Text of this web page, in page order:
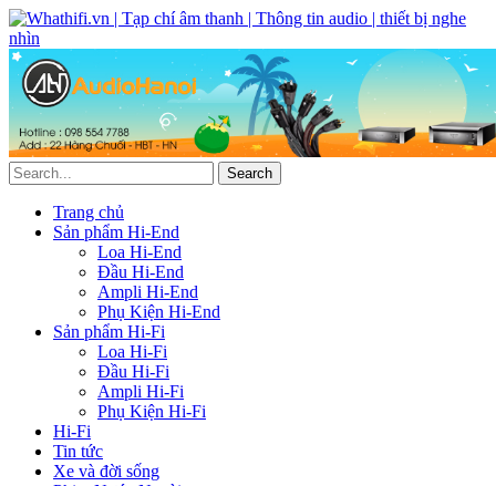
Trang chủ
Sản phẩm Hi-End
Loa Hi-End
Đầu Hi-End
Ampli Hi-End
Phụ Kiện Hi-End
Sản phẩm Hi-Fi
Loa Hi-Fi
Đầu Hi-Fi
Ampli Hi-Fi
Phụ Kiện Hi-Fi
Hi-Fi
Tin tức
Xe và đời sống